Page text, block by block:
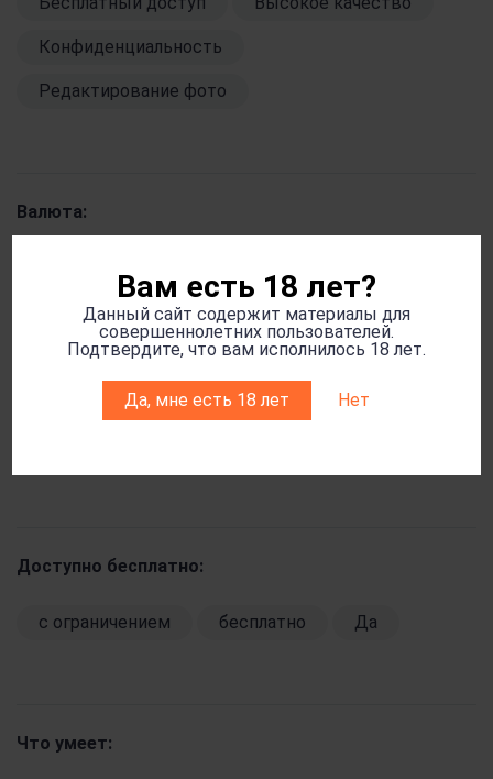
Вам есть 18 лет?
Данный сайт содержит материалы для
совершеннолетних пользователей.
Подтвердите, что вам исполнилось 18 лет.
Да, мне есть 18 лет Нет
Конфиденциальность
Редактирование фото
Валюта:
Доступно бесплатно:
c ограничением бесплатно Да
Что умеет: